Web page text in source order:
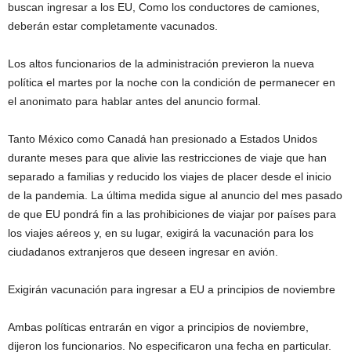
buscan ingresar a los EU, Como los conductores de camiones,
deberán estar completamente vacunados.
Los altos funcionarios de la administración previeron la nueva
política el martes por la noche con la condición de permanecer en
el anonimato para hablar antes del anuncio formal.
Tanto México como Canadá han presionado a Estados Unidos
durante meses para que alivie las restricciones de viaje que han
separado a familias y reducido los viajes de placer desde el inicio
de la pandemia. La última medida sigue al anuncio del mes pasado
de que EU pondrá fin a las prohibiciones de viajar por países para
los viajes aéreos y, en su lugar, exigirá la vacunación para los
ciudadanos extranjeros que deseen ingresar en avión.
Exigirán vacunación para ingresar a EU a principios de noviembre
Ambas políticas entrarán en vigor a principios de noviembre,
dijeron los funcionarios. No especificaron una fecha en particular.